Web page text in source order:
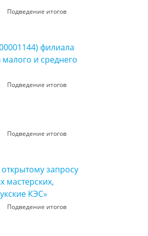
Подведение итогов
филиала
и среднего
Подведение итогов
Подведение итогов
запросу
мастерских,
КЭС»
Подведение итогов